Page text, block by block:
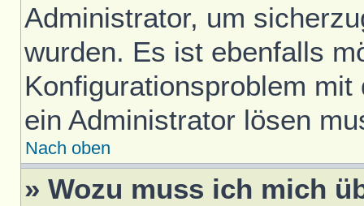
Administrator, um
wurden. Es ist ebenfalls
Konfigurationsproblem
ein Administrator lösen
Nach oben
» Wozu muss ich mich